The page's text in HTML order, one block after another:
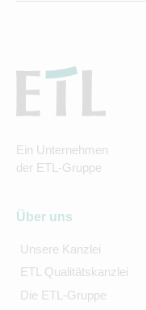
Ein Unternehmen
der ETL-Gruppe
Über uns
Unsere Kanzlei
ETL Qualitätskanzlei
Die ETL-Gruppe